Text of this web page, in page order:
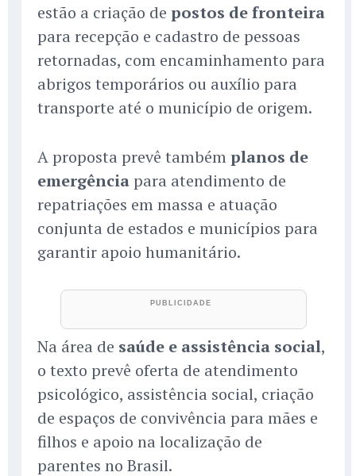
estão a criação de postos de fronteira
para recepção e cadastro de pessoas
retornadas, com encaminhamento para
abrigos temporários ou auxílio para
transporte até o município de origem.
A proposta prevê tambémplanos de
emergência para atendimento de
repatriações em massa e atuação
conjunta de estados e municípios para
garantir apoio humanitário.
Na área de saúde e assistência social,
o texto prevê oferta de atendimento
psicológico, assistência social, criação
de espaços de convivência para mães e
filhos e apoio na localização de
parentes no Brasil.